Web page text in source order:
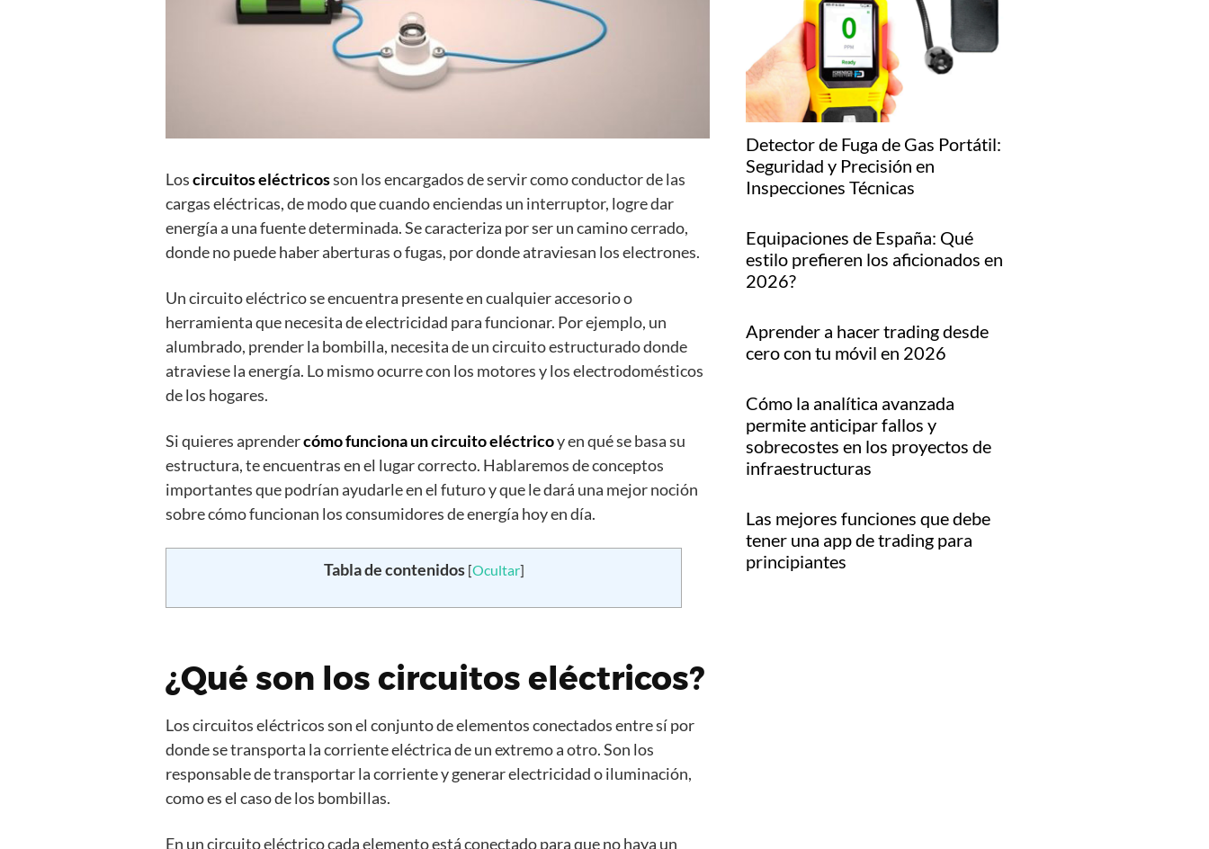
Loscircuitos eléctricosson los encargados de servir como conductor de las
cargas eléctricas, de modo que cuando enciendas un interruptor, logre dar
energía a una fuente determinada. Se caracteriza por ser un camino cerrado,
donde no puede haber aberturas o fugas, por donde atraviesan los electrones.
Un circuito eléctrico se encuentra presente en cualquier accesorio o
herramienta que necesita de electricidad para funcionar. Por ejemplo, un
alumbrado, prender la bombilla, necesita de un circuito estructurado donde
atraviese la energía. Lo mismo ocurre con los motores y los electrodomésticos
de los hogares.
Si quieres aprendercómo funciona un circuito eléctricoy en qué se basa su
estructura, te encuentras en el lugar correcto. Hablaremos de conceptos
importantes que podrían ayudarle en el futuro y que le dará una mejor noción
sobre cómo funcionan los consumidores de energía hoy en día.
Tabla de contenidos [Ocultar]
¿Qué son los circuitos eléctricos?
Los circuitos eléctricos son el conjunto de elementos conectados entre sí por
donde se transporta la corriente eléctrica de un extremo a otro. Son los
responsable de transportar la corriente y generar electricidad o iluminación,
como es el caso de los bombillas.
En un circuito eléctrico cada elemento está conectado para que no haya un
Detector de Fuga de Gas Portátil:
Seguridad y Precisión en
Inspecciones Técnicas
Equipaciones de España: Qué
estilo prefieren los aficionados en
2026?
Aprender a hacer trading desde
cero con tu móvil en 2026
Cómo la analítica avanzada
permite anticipar fallos y
sobrecostes en los proyectos de
infraestructuras
Las mejores funciones que debe
tener una app de trading para
principiantes